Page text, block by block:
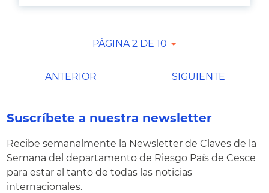
PÁGINA 2 DE 10
ANTERIOR SIGUIENTE
Suscríbete a nuestra newsletter
Recibe semanalmente la Newsletter de Claves de la
Semana del departamento de Riesgo País de Cesce
para estar al tanto de todas las noticias
internacionales.